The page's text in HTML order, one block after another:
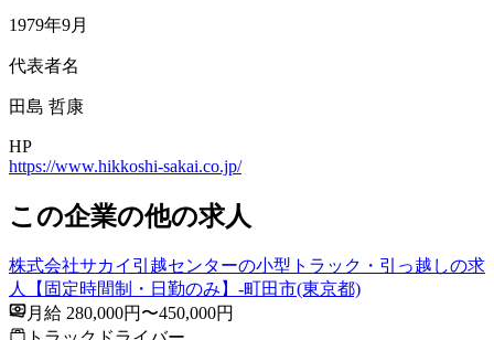
1979年9月
代表者名
田島 哲康
HP
https://www.hikkoshi-sakai.co.jp/
この企業の他の求人
株式会社サカイ引越センターの小型トラック・引っ越しの求
人【固定時間制・日勤のみ】-町田市(東京都)
月給 280,000円〜450,000円